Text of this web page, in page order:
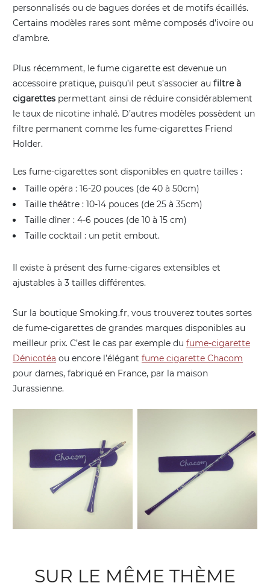
personnalisés ou de bagues dorées et de motifs écaillés.
Certains modèles rares sont même composés d’ivoire ou
d’ambre.
Plus récemment, le fume cigarette est devenue un
accessoire pratique, puisqu’il peut s’associer au filtre à
cigarettes permettant ainsi de réduire considérablement
le taux de nicotine inhalé. D’autres modèles possèdent un
filtre permanent comme les fume-cigarettes Friend
Holder.
Les fume-cigarettes sont disponibles en quatre tailles :
Taille opéra : 16-20 pouces (de 40 à 50cm)
Taille théâtre : 10-14 pouces (de 25 à 35cm)
Taille dîner : 4-6 pouces (de 10 à 15 cm)
Taille cocktail : un petit embout.
Il existe à présent des fume-cigares extensibles et
ajustables à 3 tailles différentes.
Sur la boutique Smoking.fr, vous trouverez toutes sortes
de fume-cigarettes de grandes marques disponibles au
meilleur prix. C’est le cas par exemple du fume-cigarette
Dénicotéa ou encore l’élégant fume cigarette Chacom
pour dames, fabriqué en France, par la maison
Jurassienne.
SUR LE MÊME THÈME